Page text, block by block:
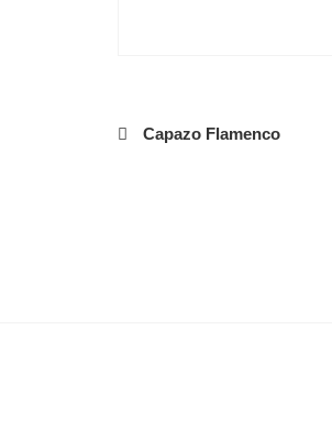
Navegación
Capazo Flamenco